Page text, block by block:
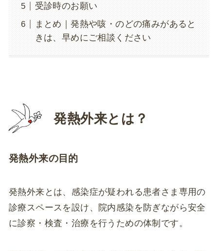
受診時のお願い
まとめ｜発熱や咳・のどの痛みがあると
きは、早めにご相談ください
発熱外来とは？
発熱外来の目的
発熱外来とは、感染症が疑われる患者さま専用の
診療スペースを設け、院内感染を防ぎながら安全
に診察・検査・治療を行うための体制です。